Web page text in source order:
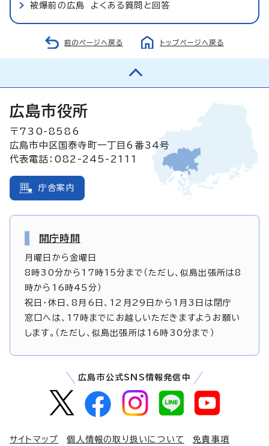
被爆前の広島 よくある質問と回答
前のページへ戻る トップページへ戻る
広島市役所
〒730-8586
広島市中区国泰寺町一丁目6番34号
代表電話：082-245-2111
庁舎案内
開庁時間
月曜日から金曜日
8時30分から17時15分まで（ただし、似島出張所は8
時から16時45分）
祝日・休日、8月6日、12月29日から1月3日は閉庁
窓口へは、17時までにお越しいただきますようお願い
します。（ただし、似島出張所は16時30分まで）
広島市公式SNS情報発信中
サイトマップ 個人情報の取り扱いについて 免責事項